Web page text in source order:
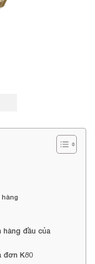
đầu của
đơn K80